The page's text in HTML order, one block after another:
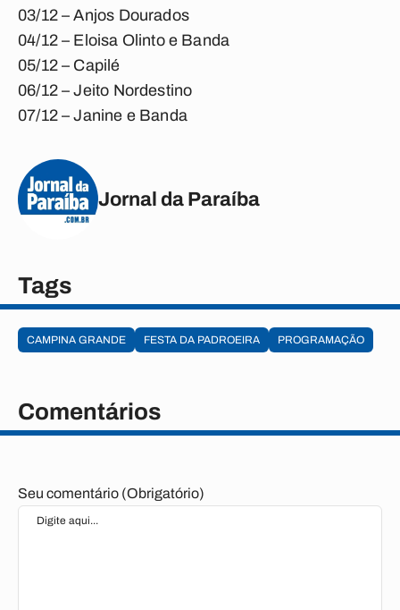
03/12 – Anjos Dourados
04/12 – Eloisa Olinto e Banda
05/12 – Capilé
06/12 – Jeito Nordestino
07/12 – Janine e Banda
Jornal da Paraíba
Tags
CAMPINA GRANDE FESTA DA PADROEIRA PROGRAMAÇÃO
Comentários
Seu comentário (Obrigatório)